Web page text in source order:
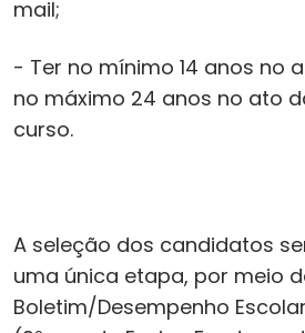
mail;
- Ter no mínimo 14 anos no
no máximo 24 anos no ato
curso.
A seleção dos candidatos
uma única etapa, por meio
Boletim/Desempenho